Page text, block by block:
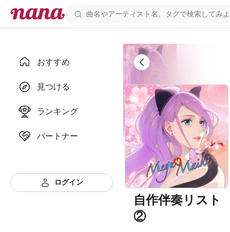
おすすめ
見つける
ランキング
パートナー
ログイン
自作伴奏リスト
②